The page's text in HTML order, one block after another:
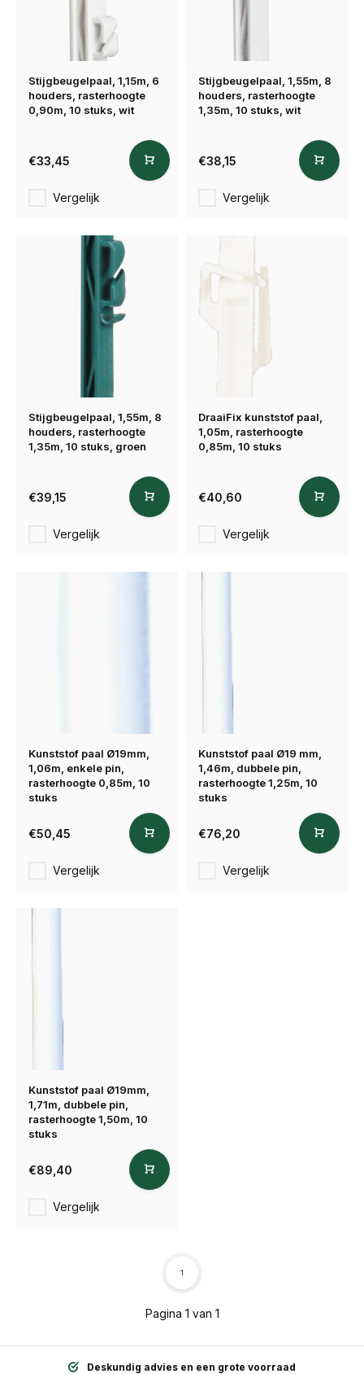
Stijgbeugelpaal, 1,15m, 6
houders, rasterhoogte
0,90m, 10 stuks, wit
€33,45
Vergelijk
Stijgbeugelpaal, 1,55m, 8
houders, rasterhoogte
1,35m, 10 stuks, wit
€38,15
Vergelijk
Stijgbeugelpaal, 1,55m, 8
houders, rasterhoogte
1,35m, 10 stuks, groen
€39,15
Vergelijk
DraaiFix kunststof paal,
1,05m, rasterhoogte
0,85m, 10 stuks
€40,60
Vergelijk
Kunststof paal Ø19mm,
1,06m, enkele pin,
rasterhoogte 0,85m, 10
stuks
€50,45
Vergelijk
Kunststof paal Ø19 mm,
1,46m, dubbele pin,
rasterhoogte 1,25m, 10
stuks
€76,20
Vergelijk
Kunststof paal Ø19mm,
1,71m, dubbele pin,
rasterhoogte 1,50m, 10
stuks
€89,40
Vergelijk
Pagina 1 van 1
1
Deskundig advies en een grote voorraad